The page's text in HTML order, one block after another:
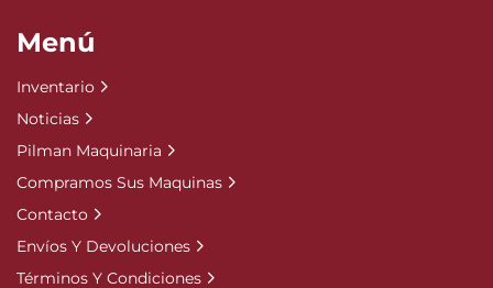
Menú
Inventario
Noticias
Pilman Maquinaria
Compramos Sus Maquinas
Contacto
Envíos Y Devoluciones
Términos Y Condiciones